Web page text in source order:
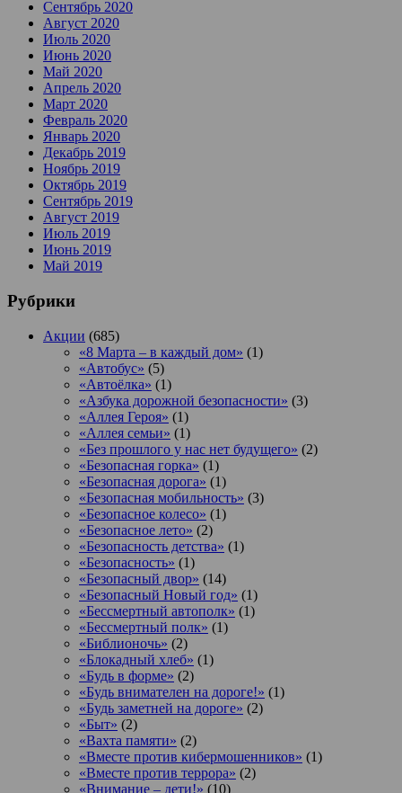
Сентябрь 2020
Август 2020
Июль 2020
Июнь 2020
Май 2020
Апрель 2020
Март 2020
Февраль 2020
Январь 2020
Декабрь 2019
Ноябрь 2019
Октябрь 2019
Сентябрь 2019
Август 2019
Июль 2019
Июнь 2019
Май 2019
Рубрики
Акции (685)
«8 Марта – в каждый дом» (1)
«Автобус» (5)
«Автоёлка» (1)
«Азбука дорожной безопасности» (3)
«Аллея Героя» (1)
«Аллея семьи» (1)
«Без прошлого у нас нет будущего» (2)
«Безопасная горка» (1)
«Безопасная дорога» (1)
«Безопасная мобильность» (3)
«Безопасное колесо» (1)
«Безопасное лето» (2)
«Безопасность детства» (1)
«Безопасность» (1)
«Безопасный двор» (14)
«Безопасный Новый год» (1)
«Бессмертный автополк» (1)
«Бессмертный полк» (1)
«Библионочь» (2)
«Блокадный хлеб» (1)
«Будь в форме» (2)
«Будь внимателен на дороге!» (1)
«Будь заметней на дороге» (2)
«Быт» (2)
«Вахта памяти» (2)
«Вместе против кибермошенников» (1)
«Вместе против террора» (2)
«Внимание – дети!» (10)